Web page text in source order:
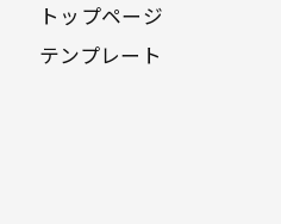
トップページ
テンプレート